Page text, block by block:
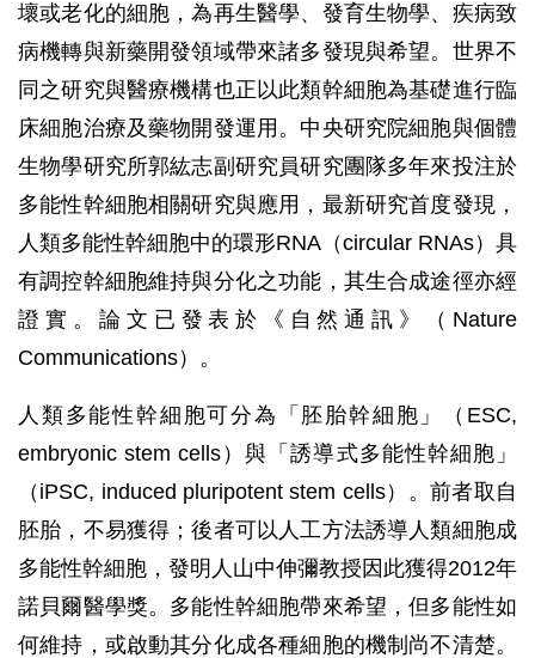
壞或老化的細胞，為再生醫學、發育生物學、疾病致
病機轉與新藥開發領域帶來諸多發現與希望。世界不
同之研究與醫療機構也正以此類幹細胞為基礎進行臨
床細胞治療及藥物開發運用。中央研究院細胞與個體
生物學研究所郭紘志副研究員研究團隊多年來投注於
多能性幹細胞相關研究與應用，最新研究首度發現，
人類多能性幹細胞中的環形RNA（circular RNAs）具
有調控幹細胞維持與分化之功能，其生合成途徑亦經
證實。論文已發表於《自然通訊》（Nature
Communications）。
人類多能性幹細胞可分為「胚胎幹細胞」（ESC,
embryonic stem cells）與「誘導式多能性幹細胞」
（iPSC, induced pluripotent stem cells）。前者取自
胚胎，不易獲得；後者可以人工方法誘導人類細胞成
多能性幹細胞，發明人山中伸彌教授因此獲得2012年
諾貝爾醫學獎。多能性幹細胞帶來希望，但多能性如
何維持，或啟動其分化成各種細胞的機制尚不清楚。